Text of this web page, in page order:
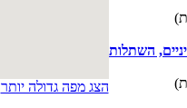
השתלות
הצג מפה גדולה יותר